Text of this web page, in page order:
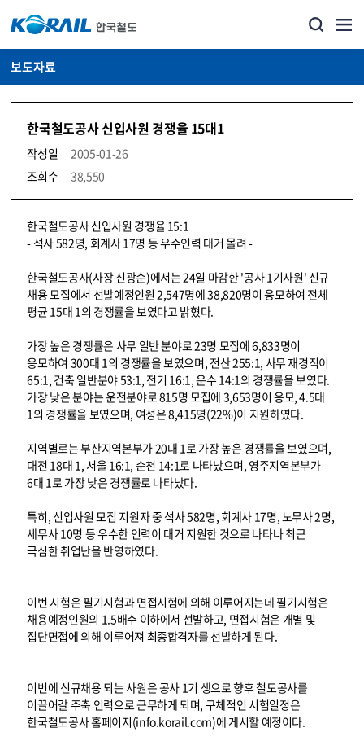
보도자료
한국철도공사 신입사원 경쟁율 15대1
작성일
2005-01-26
조회수
38,550
뉴스·홍보_보도자료 상세보기 – 내용, 파일, 담당자 연락처로 구성
한국철도공사 신입사원 경쟁율 15:1
- 석사 582명, 회계사 17명 등 우수인력 대거 몰려 -
한국철도공사(사장 신광순)에서는 24일 마감한 '공사 1기사원' 신규
채용 모집에서 선발예정인원 2,547명에 38,820명이 응모하여 전체
평균 15대 1의 경쟁률을 보였다고 밝혔다.
가장 높은 경쟁률은 사무 일반 분야로 23명 모집에 6,833명이
응모하여 300대 1의 경쟁률을 보였으며, 전산 255:1, 사무 재경직이
65:1, 건축 일반분야 53:1, 전기 16:1, 운수 14:1의 경쟁률을 보였다.
가장 낮은 분야는 운전분야로 815명 모집에 3,653명이 응모, 4.5대
1의 경쟁률을 보였으며, 여성은 8,415명(22%)이 지원하였다.
지역별로는 부산지역본부가 20대 1로 가장 높은 경쟁률을 보였으며,
대전 18대 1, 서울 16:1, 순천 14:1로 나타났으며, 영주지역본부가
6대 1로 가장 낮은 경쟁률로 나타났다.
특히, 신입사원 모집 지원자 중 석사 582명, 회계사 17명, 노무사 2명,
세무사 10명 등 우수한 인력이 대거 지원한 것으로 나타나 최근
극심한 취업난을 반영하였다.
이번 시험은 필기시험과 면접시험에 의해 이루어지는데 필기시험은
채용예정인원의 1.5배수 이하에서 선발하고, 면접시험은 개별 및
집단면접에 의해 이루어져 최종합격자를 선발하게 된다.
이번에 신규채용 되는 사원은 공사 1기 생으로 향후 철도공사를
이끌어갈 주축 인력으로 근무하게 되며, 구체적인 시험일정은
한국철도공사 홈페이지(info.korail.com)에 게시할 예정이다.